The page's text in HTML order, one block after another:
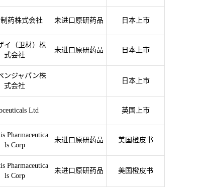
药株式会社 未进口原研药品 日本上市
イ（卫材）株
式会社
未进口原研药品 日本上市
ンジャパン株
式会社
日本上市
Ltd 英国上市
Pharmaceutica
ls Corp
未进口原研药品 美国橙皮书
Pharmaceutica
ls Corp
未进口原研药品 美国橙皮书